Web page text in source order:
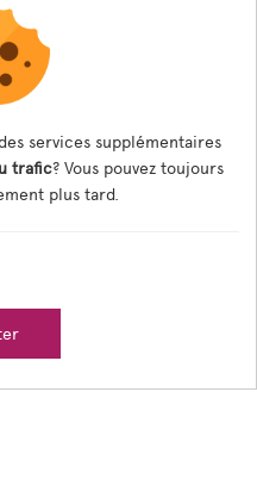
digitaux
la cantine
services supplémentaires
trafic? Vous pouvez toujours
plus tard.